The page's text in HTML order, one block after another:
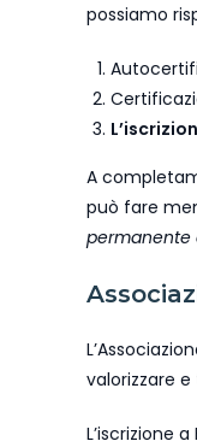
possiamo
A
può fare
permanente
valorizzare
L’iscrizione